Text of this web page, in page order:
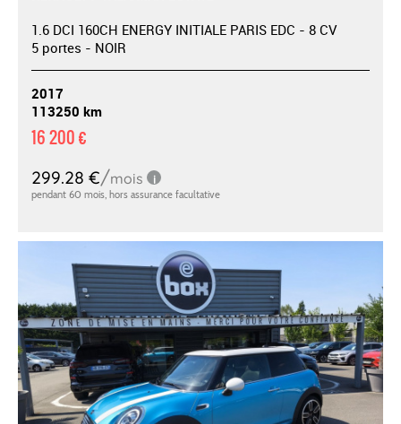
1.6 DCI 160CH ENERGY INITIALE PARIS EDC - 8 CV
5 portes - NOIR
2017
113250 km
16 200 €